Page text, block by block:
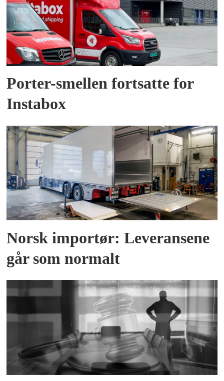
Porter-smellen fortsatte for
Instabox
Norsk importør: Leveransene
går som normalt